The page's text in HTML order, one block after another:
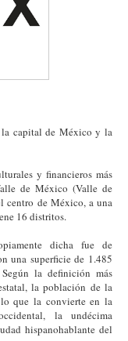
capital de México y la
y financieros más
de México (Valle de
centro de México, a una
16 distritos.
dicha fue de
una superficie de 1.485
la definición más
la población de la
que la convierte en la
la undécima
hispanohablante del